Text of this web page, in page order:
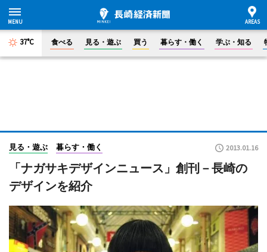
37°C 食べる 見る・遊ぶ 買う 暮らす・働く 学ぶ・知る
見る・遊ぶ 暮らす・働く 2013.01.16
「ナガサキデザインニュース」創刊－長崎の
デザインを紹介